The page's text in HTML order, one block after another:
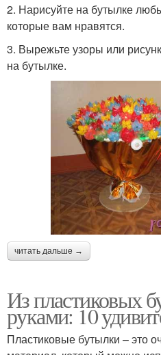
2. Нарисуйте на бутылке
которые вам нравятся.
3. Вырежьте узоры или
на бутылке.
читать дальше →
Из пластиковых
руками: 10
Пластиковые бутылки – это